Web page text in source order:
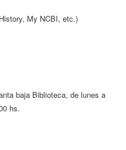
My NCBI, etc.)
baja Biblioteca, de lunes a
hs.